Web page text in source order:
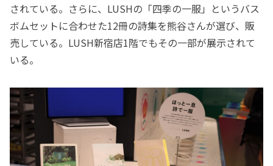
されている。さらに、LUSHの「四季の一服」というバス
ボムセットに合わせた12冊の詩集を熊谷さんが選び、販
売している。LUSH新宿店1階でもその一部が展示されて
いる。